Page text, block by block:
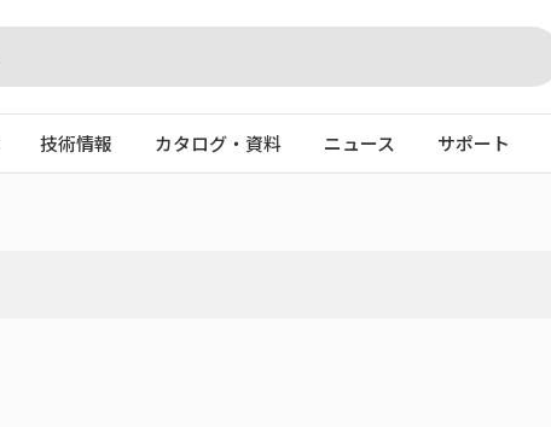
技術情報 カタログ・資料 ニュース サポート